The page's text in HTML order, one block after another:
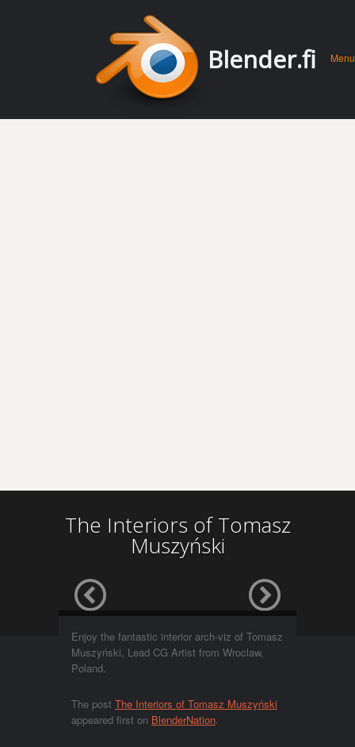
Blender.fi Menu
The Interiors of Tomasz
Muszyński
Enjoy the fantastic interior arch-viz of Tomasz
Muszyński, Lead CG Artist from Wroclaw,
Poland.
The post The Interiors of Tomasz Muszyński
appeared first on BlenderNation.